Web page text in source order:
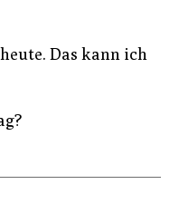
Das kann ich